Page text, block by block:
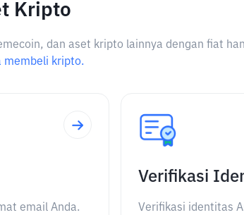
Kripto
dan aset kripto lainnya dengan fiat
membeli kripto.
email Anda.
Verifikasi
Verifikasi identitas